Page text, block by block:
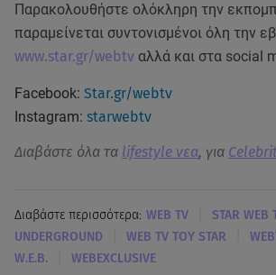
Παρακολουθήστε ολόκληρη την
παραμείνεται συντονισμένοι όλη την
www.star.gr/webtv αλλά και στα social
Facebook: Star.gr/webtv
Instagram: starwebtv
Διαβάστε όλα τα lifestyle νεα, για
Διαβάστε περισσότερα: WEB TV STAR WEB
UNDERGROUND WEB TV ΤΟΥ STAR
W.E.B. WEBEXCLUSIVE